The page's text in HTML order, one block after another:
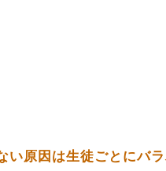
い原因は生徒ごとにバ